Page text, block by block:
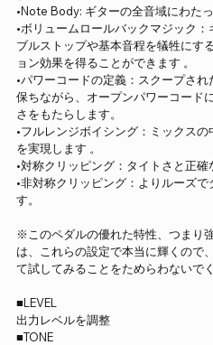
•Note Body: ギターの全音域にわた
•ボリュームロールバックマジック
ブルストップや基本音程を犠牲にす
ョン効果を得ることができます 。
•パワーコードの定義：スクープさ
保ちながら、オープンパワーコード
さをもたらします。
•フルレンジボイシング：ミックス
を実現します 。
•対称クリッピング：タイトさと正確
•非対称クリッピング：よりルーズ
す。
※このペダルの優れた特性、つまり
は、これらの設定で本当に輝くので
て試してみることをためらわないでく
■LEVEL
出力レベルを調整
■TONE